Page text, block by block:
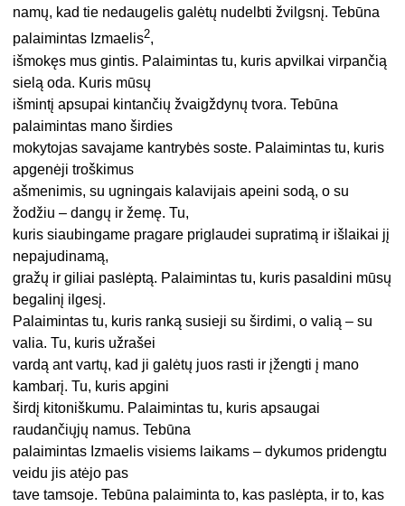
namų, kad tie nedaugelis galėtų nudelbti žvilgsnį. Tebūna
palaimintas Izmaelis2,
išmokęs mus gintis. Palaimintas tu, kuris apvilkai virpančią
sielą oda. Kuris mūsų
išmintį apsupai kintančių žvaigždynų tvora. Tebūna
palaimintas mano širdies
mokytojas savajame kantrybės soste. Palaimintas tu, kuris
apgenėji troškimus
ašmenimis, su ugningais kalavijais apeini sodą, o su
žodžiu – dangų ir žemę. Tu,
kuris siaubingame pragare priglaudei supratimą ir išlaikai jį
nepajudinamą,
gražų ir giliai paslėptą. Palaimintas tu, kuris pasaldini mūsų
begalinį ilgesį.
Palaimintas tu, kuris ranką susieji su širdimi, o valią – su
valia. Tu, kuris užrašei
vardą ant vartų, kad ji galėtų juos rasti ir įžengti į mano
kambarį. Tu, kuris apgini
širdį kitoniškumu. Palaimintas tu, kuris apsaugai
raudančiųjų namus. Tebūna
palaimintas Izmaelis visiems laikams – dykumos pridengtu
veidu jis atėjo pas
tave tamsoje. Tebūna palaiminta to, kas paslėpta, ir to, kas